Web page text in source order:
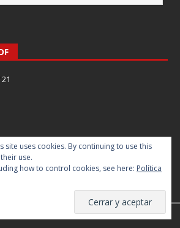
Revista Innovamos © 2017
site uses cookies. By continuing to use this
use.
how to control cookies, see here: Política